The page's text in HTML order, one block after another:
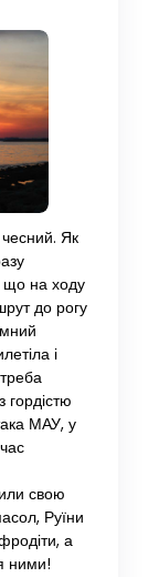
Як
що на ходу
до рогу
і
МАУ, у
свою
Руїни
а
ними!